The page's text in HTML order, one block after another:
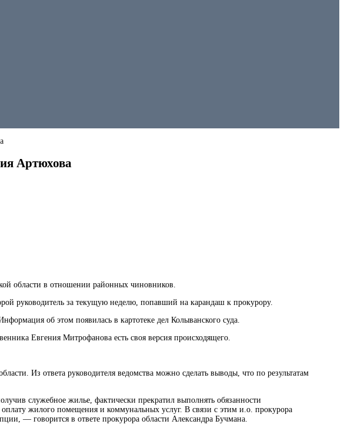
Артюхова
области в отношении районных чиновников.
руководитель за текущую неделю, попавший на карандаш к прокурору.
об этом появилась в картотеке дел Колыванского суда.
Евгения Митрофанова есть своя версия происходящего.
Из ответа руководителя ведомства можно сделать выводы, что по результатам
служебное жилье, фактически прекратил выполнять обязанности
жилого помещения и коммунальных услуг. В связи с этим и.о. прокурора
— говорится в ответе прокурора области Александра Бучмана.